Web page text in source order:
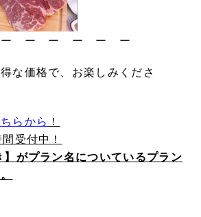
ー ー ー ー ー
な価格で、お楽しみくださ
らから ！
受付中！
がプラン名についているプラン